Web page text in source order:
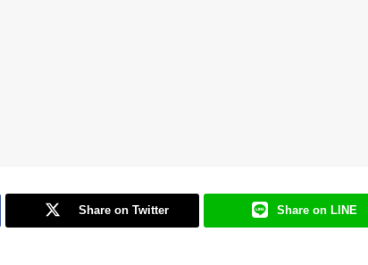
Share on Twitter Share on LINE